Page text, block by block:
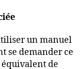
un manuel
se demander ce
équivalent de